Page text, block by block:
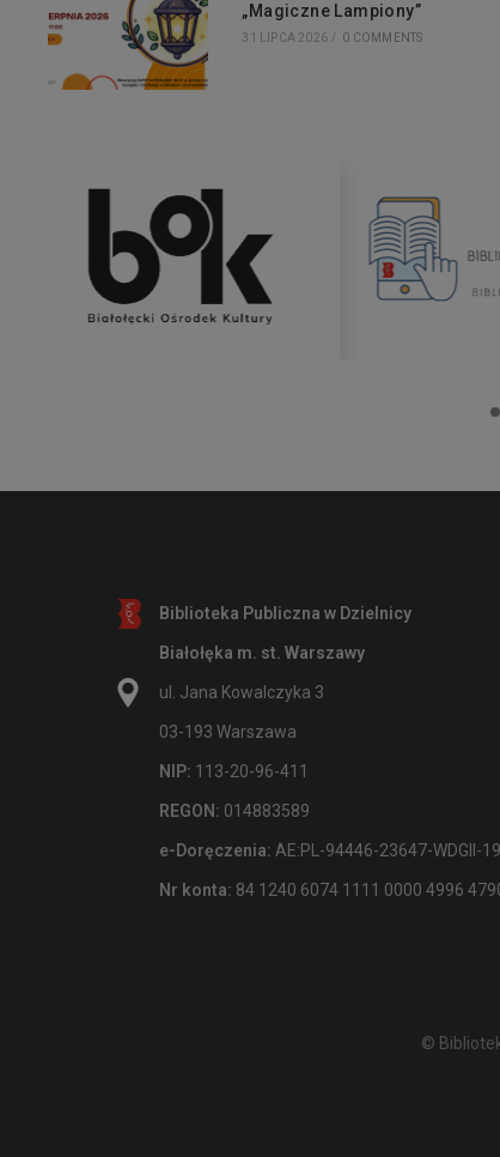
„Magiczne Lampiony”
31 LIPCA 2026 / 0 COMMENTS
Biblioteka Publiczna w Dzielnicy
Białołęka m. st. Warszawy
ul. Jana Kowalczyka 3
03-193 Warszawa
NIP: 113-20-96-411
REGON: 014883589
e-Doręczenia: AE:PL-94446-23647-WDGII-19
Nr konta: 84 1240 6074 1111 0000 4996
©